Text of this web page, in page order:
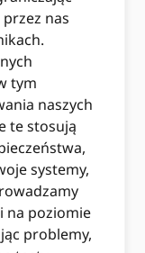
nas
tym
naszych
te stosują
systemy,
na poziomie
problemy,